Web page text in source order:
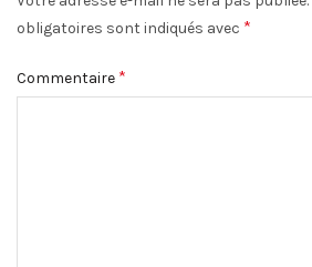
obligatoires sont indiqués avec *
Commentaire *